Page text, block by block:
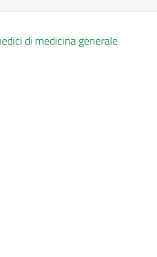
di medicina generale